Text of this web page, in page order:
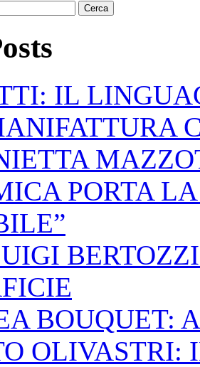
IL
PORTA
BOUQUET:
OLIVASTRI: